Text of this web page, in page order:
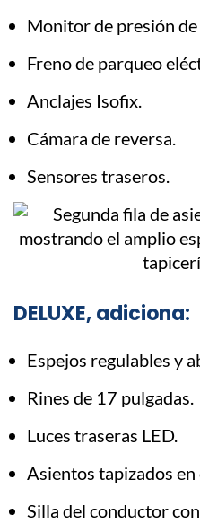
Monitor de presión
Freno de parqueo
Anclajes Isofix.
Cámara de reversa.
Sensores traseros.
DELUXE, adiciona:
Espejos regulables y
Rines de 17 pulgadas.
Luces traseras LED.
Asientos tapizados
Silla del conductor